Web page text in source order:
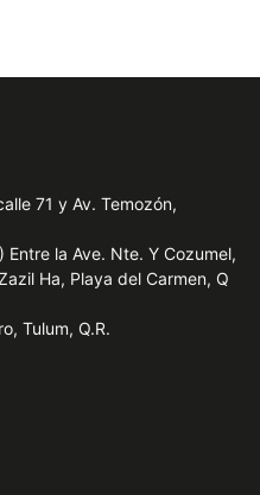
71 y Av. Temozón,
la Ave. Nte. Y Cozumel,
Ha, Playa del Carmen, Q
Tulum, Q.R.